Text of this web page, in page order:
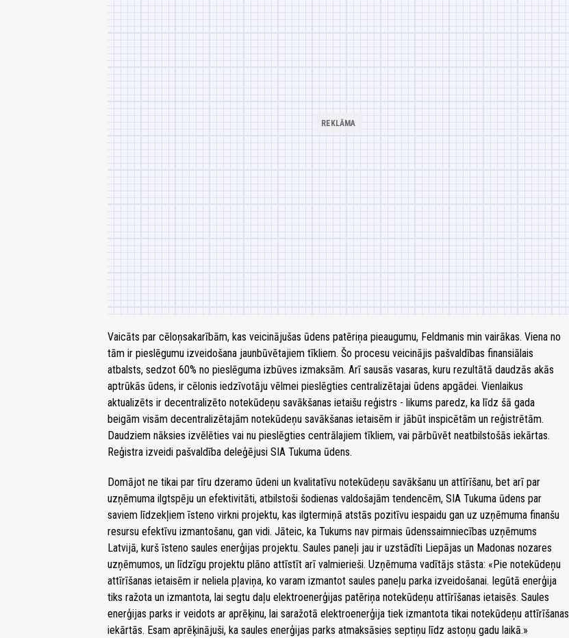
Vaicāts par cēloņsakarībām, kas veicinājušas ūdens patēriņa pieaugumu, Feldmanis min vairākas. Viena no
tām ir pieslēgumu izveidošana jaunbūvētajiem tīkliem. Šo procesu veicinājis pašvaldības finansiālais
atbalsts, sedzot 60% no pieslēguma izbūves izmaksām. Arī sausās vasaras, kuru rezultātā daudzās akās
aptrūkās ūdens, ir cēlonis iedzīvotāju vēlmei pieslēgties centralizētajai ūdens apgādei. Vienlaikus
aktualizēts ir decentralizēto notekūdeņu savākšanas ietaišu reģistrs - likums paredz, ka līdz šā gada
beigām visām decentralizētajām notekūdeņu savākšanas ietaisēm ir jābūt inspicētām un reģistrētām.
Daudziem nāksies izvēlēties vai nu pieslēgties centrālajiem tīkliem, vai pārbūvēt neatbilstošās iekārtas.
Reģistra izveidi pašvaldība deleģējusi SIA Tukuma ūdens.
Domājot ne tikai par tīru dzeramo ūdeni un kvalitatīvu notekūdeņu savākšanu un attīrīšanu, bet arī par
uzņēmuma ilgtspēju un efektivitāti, atbilstoši šodienas valdošajām tendencēm, SIA Tukuma ūdens par
saviem līdzekļiem īsteno virkni projektu, kas ilgtermiņā atstās pozitīvu iespaidu gan uz uzņēmuma finanšu
resursu efektīvu izmantošanu, gan vidi. Jāteic, ka Tukums nav pirmais ūdenssaimniecības uzņēmums
Latvijā, kurš īsteno saules enerģijas projektu. Saules paneļi jau ir uzstādīti Liepājas un Madonas nozares
uzņēmumos, un līdzīgu projektu plāno attīstīt arī valmierieši. Uzņēmuma vadītājs stāsta: «Pie notekūdeņu
attīrīšanas ietaisēm ir neliela pļaviņa, ko varam izmantot saules paneļu parka izveidošanai. Iegūtā enerģija
tiks ražota un izmantota, lai segtu daļu elektroenerģijas patēriņa notekūdeņu attīrīšanas ietaisēs. Saules
enerģijas parks ir veidots ar aprēķinu, lai saražotā elektroenerģija tiek izmantota tikai notekūdeņu attīrīšanas
iekārtās. Esam aprēķinājuši, ka saules enerģijas parks atmaksāsies septiņu līdz astoņu gadu laikā.»